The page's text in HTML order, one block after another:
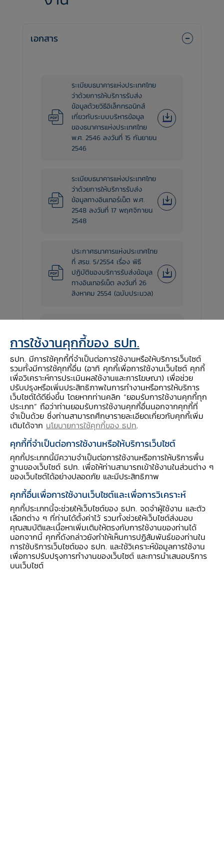
เอกสาร
ระเบียบธนาคารแห่งประเทศไทย
ว่าด้วยการให้บริการรับส่ง
ข้อมูลด้วยวิธีอิเล็กทรอนิกส์
เกี่ยวกับระบบบริหารข้อมูล
ของธนาคารแห่งประเทศไทย
พ.ศ. 2546 ลงวันที่ 15 กันยายน
2546
ระเบียบธนาคารแห่งประเทศไทย
ว่าด้วยการให้บริการรับส่ง
ข้อมูลทางอินเทอร์เน็ต พ.ศ.
2548 ลงวันที่ 17 พฤศจิกายน
2548
ประกาศธนาคารแห่งประเทศไทย
ที่ สรข. 5/2554 เรื่อง พิธี
ปฏิบัติของบริการรับส่งข้อมูล
ทางอินเทอร์เน็ต ลงวันที่ 26
สิงหาคม 2554 (ฉบับประมวล)
ที่ สรข. 36/2569 เรื่อง พิธี
ปฏิบัติของบริการรับส่งข้อมูล
ทางอินเทอร์เน็ต (แก้ไขเพิ่มเติม
ครั้งที่ 1) ลงวันที่ 27 กรกฎาคม
2569
ประกาศธนาคารแห่งประเทศไทย
ที่ สรข. 5/2554 เรื่อง พิธี
ปฏิบัติของบริการรับส่งข้อมูล
ทางอินเทอร์เน็ต ลงวันที่ 26
สิงหาคม 2554
ประกาศธนาคารแห่งประเทศไทย
เรื่อง เวลาทำการของบริการ
DMS
การใช้งานคุกกี้ของ ธปท.
ธปท. มีการใช้คุกกี้ที่จำเป็นต่อการใช้งานหรือให้บริการเว็บไซต์
รวมทั้งมีการใช้คุกกี้อื่น (อาทิ คุกกี้เพื่อการใช้งานเว็บไซต์ คุกกี้
เพื่อวิเคราะห์การประเมินผลใช้งานและการโฆษณา) เพื่อช่วย
ปรับปรุงหรือเพิ่มประสิทธิภาพในการทำงานหรือการให้บริการ
เว็บไซต์ได้ดียิ่งขึ้น โดยหากท่านคลิก “ยอมรับการใช้งานคุกกี้ทุก
ประเภท” ถือว่าท่านยอมรับการใช้งานคุกกี้อื่นนอกจากคุกกี้ที่
จำเป็นด้วย ซึ่งท่านสามารถศึกษารายละเอียดเกี่ยวกับคุกกี้เพิ่ม
เติมได้จาก นโยบายการใช้คุกกี้ของ ธปท.
คุกกี้ที่จำเป็นต่อการใช้งานหรือให้บริการเว็บไซต์
คุกกี้ประเภทนี้มีความจำเป็นต่อการใช้งานหรือการให้บริการพื้น
ฐานของเว็บไซต์ ธปท. เพื่อให้ท่านสามารถเข้าใช้งานในส่วนต่าง ๆ
ของเว็บไซต์ได้อย่างปลอดภัย และมีประสิทธิภาพ
คุกกี้อื่นเพื่อการใช้งานเว็บไซต์และเพื่อการวิเคราะห์
คุกกี้ประเภทนี้จะช่วยให้เว็บไซต์ของ ธปท. จดจำผู้ใช้งาน และตัว
เลือกต่าง ๆ ที่ท่านได้ตั้งค่าไว้ รวมทั้งช่วยให้เว็บไซต์ส่งมอบ
คุณสมบัติและเนื้อหาเพิ่มเติมให้ตรงกับการใช้งานของท่านได้
นอกจากนี้ คุกกี้ดังกล่าวยังทำให้เห็นการปฏิสัมพันธ์ของท่านใน
การใช้บริการเว็บไซต์ของ ธปท. และใช้วิเคราะห์ข้อมูลการใช้งาน
เพื่อการปรับปรุงการทำงานของเว็บไซต์ และการนำเสนอบริการ
บนเว็บไซต์